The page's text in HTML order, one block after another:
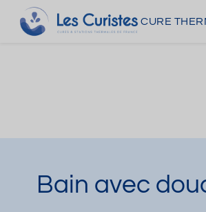
CURE
Bain avec